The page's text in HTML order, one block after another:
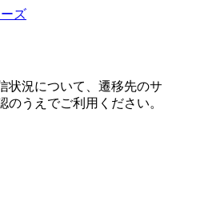
ズ
状況について、遷移先のサ
のうえでご利用ください。